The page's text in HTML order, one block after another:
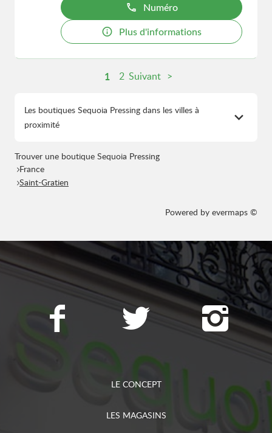
Numéro
Plus d'informations
1 2 Suivant
Les boutiques Sequoia Pressing dans les villes à
proximité
Trouver une boutique Sequoia Pressing
France
Saint-Gratien
Powered by evermaps ©
LE CONCEPT
LES MAGASINS